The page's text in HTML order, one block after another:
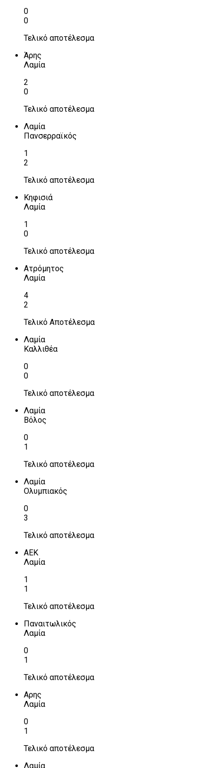
0
0
Τελικό αποτέλεσμα
Άρης
Λαμία
2
0
Τελικό αποτέλεσμα
Λαμία
Πανσερραϊκός
1
2
Τελικό αποτέλεσμα
Κηφισιά
Λαμία
1
0
Τελικό αποτέλεσμα
Ατρόμητος
Λαμία
4
2
Τελικό Αποτέλεσμα
Λαμία
Καλλιθέα
0
0
Τελικό αποτέλεσμα
Λαμία
Βόλος
0
1
Τελικό αποτέλεσμα
Λαμία
Ολυμπιακός
0
3
Τελικό αποτέλεσμα
ΑΕΚ
Λαμία
1
1
Τελικό αποτέλεσμα
Παναιτωλικός
Λαμία
0
1
Τελικό αποτέλεσμα
Αρης
Λαμία
0
1
Τελικό αποτέλεσμα
Λαμία